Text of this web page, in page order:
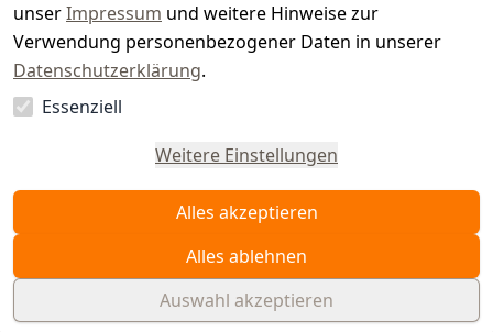
unserImpressum und weitere Hinweise zur
Verwendung personenbezogener Daten in unserer
Datenschutzerklärung.
Essenziell
Weitere Einstellungen
Alles akzeptieren
Alles ablehnen
Auswahl akzeptieren
Vertrag
widerrufen
© WAIDMEISTER 2026